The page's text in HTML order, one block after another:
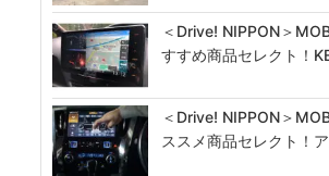
＜Drive! NIPPON＞
すすめ商品セレクト！
＜Drive! NIPPON＞
ススメ商品セレクト！